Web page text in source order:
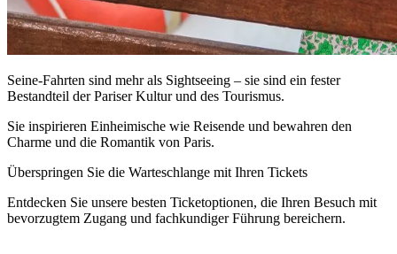
Seine-Fahrten sind mehr als Sightseeing – sie sind ein fester
Bestandteil der Pariser Kultur und des Tourismus.
Sie inspirieren Einheimische wie Reisende und bewahren den
Charme und die Romantik von Paris.
Überspringen Sie die Warteschlange mit Ihren Tickets
Entdecken Sie unsere besten Ticketoptionen, die Ihren Besuch mit
bevorzugtem Zugang und fachkundiger Führung bereichern.